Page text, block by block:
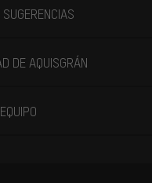
DE AQUISGRÁN